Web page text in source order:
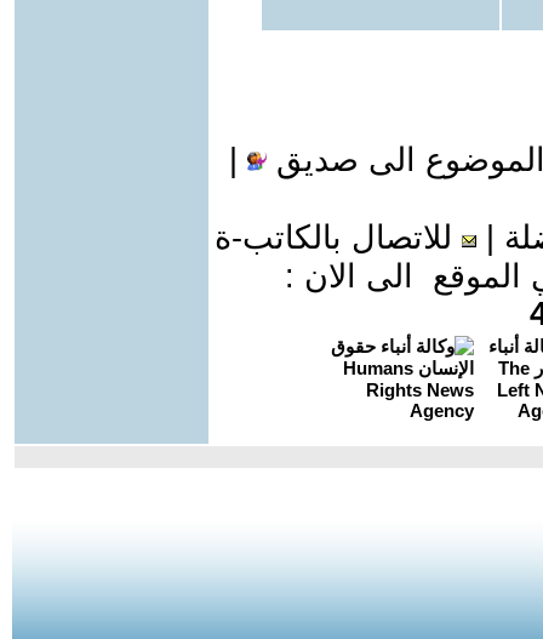
الى صديق
للاتصال بالكاتب-ة
الى الان :